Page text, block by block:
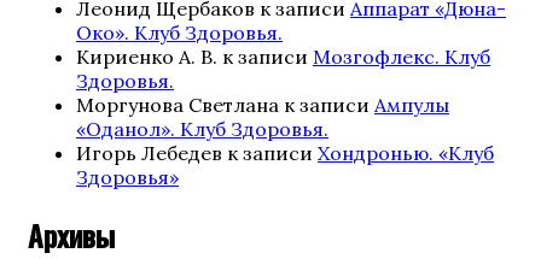
Леонид Щербаков к записи Аппарат «Дюна-
Око». Клуб Здоровья.
Кириенко А. В. к записи Мозгофлекс. Клуб
Здоровья.
Моргунова Светлана к записи Ампулы
«Оданол». Клуб Здоровья.
Игорь Лебедев к записи Хондронью. «Клуб
Здоровья»
Архивы